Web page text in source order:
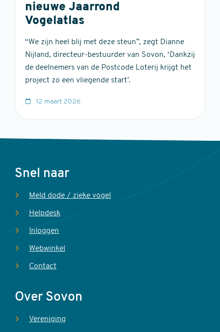
nieuwe Jaarrond
Vogelatlas
“We zijn heel blij met deze steun”, zegt Dianne
Nijland, directeur-bestuurder van Sovon, ‘Dankzij
de deelnemers van de Postcode Loterij krijgt het
project zo een vliegende start’.
12 maart 2026
Voet
Snel naar
Meld dode / zieke vogel
Helpdesk
Inloggen
Webwinkel
Contact
Over Sovon
Vereniging